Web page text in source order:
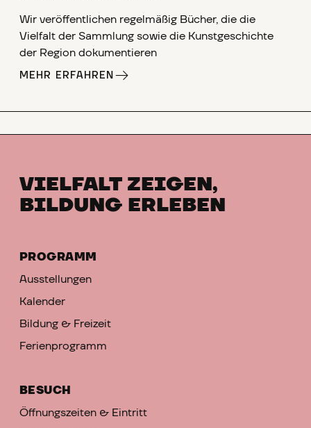
Wir veröffentlichen regelmäßig Bücher, die die
Vielfalt der Sammlung sowie die Kunstgeschichte
der Region dokumentieren
MEHR ERFAHREN
VIELFALT ZEIGEN,
BILDUNG ERLEBEN
PROGRAMM
Ausstellungen
Kalender
Bildung & Freizeit
Ferienprogramm
BESUCH
Öffnungszeiten & Eintritt